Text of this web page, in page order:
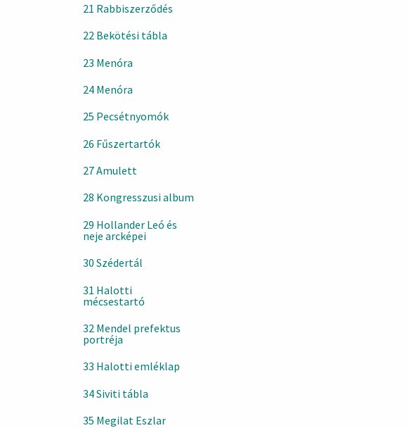
21 Rabbiszerződés
22 Bekötési tábla
23 Menóra
24 Menóra
25 Pecsétnyomók
26 Fűszertartók
27 Amulett
28 Kongresszusi album
29 Hollander Leó és
neje arcképei
30 Szédertál
31 Halotti
mécsestartó
32 Mendel prefektus
portréja
33 Halotti emléklap
34 Siviti tábla
35 Megilat Eszlar